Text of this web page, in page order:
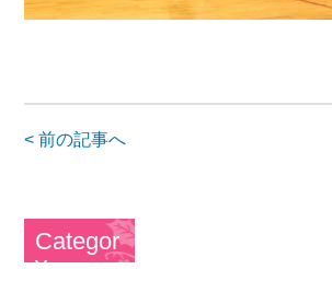
< 前の記事へ
Categor
y